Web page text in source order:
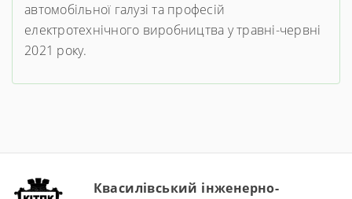
автомобільної галузі та професій
електротехнічного виробництва у травні-червні
2021 року.
Квасилівський інженерно-